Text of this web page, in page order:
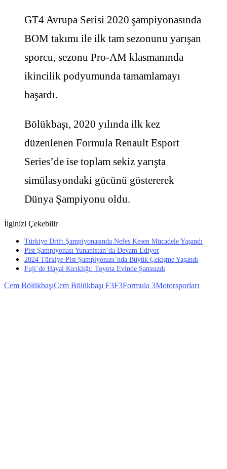
GT4 Avrupa Serisi 2020 şampiyonasında
BOM takımı ile ilk tam sezonunu yarışan
sporcu, sezonu Pro-AM klasmanında
ikincilik podyumunda tamamlamayı
başardı.
Bölükbaşı, 2020 yılında ilk kez
düzenlenen Formula Renault Esport
Series’de ise toplam sekiz yarışta
simülasyondaki gücünü göstererek
Dünya Şampiyonu oldu.
İlginizi Çekebilir
Türkiye Drift Şampiyonasında Nefes Kesen Mücadele Yaşandı
Pist Şampiyonası Yunanistan’da Devam Ediyor
2024 Türkiye Pist Şampiyonası’nda Büyük Çekişme Yaşandı
Fuji’de Hayal Kırıklığı: Toyota Evinde Şanssızdı
Cem BölükbaşıCem Bölükbaşı F3F3Formula 3Motorsporları